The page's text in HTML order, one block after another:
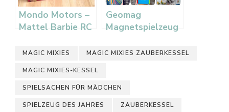
Mondo Motors –
Mattel Barbie RC
Geomag
Magnetspielzeug
MAGIC MIXIES MAGIC MIXIES ZAUBERKESSEL
MAGIC MIXIES-KESSEL
SPIELSACHEN FÜR MÄDCHEN
SPIELZEUG DES JAHRES ZAUBERKESSEL